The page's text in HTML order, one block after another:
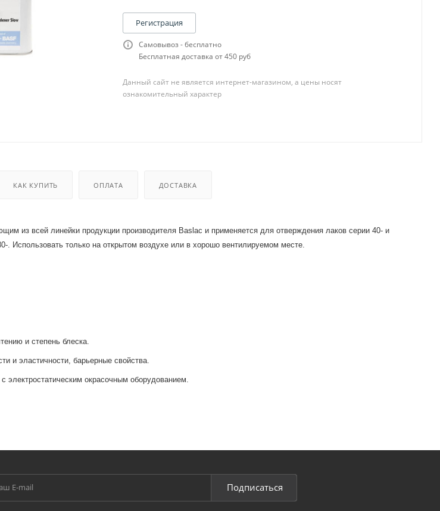
Регистрация
Самовывоз - бесплатно
Бесплатная доставка от 450 руб
Данный сайт не является интернет-магазином, а цены носят
ознакомительный характер
КАК КУПИТЬ ОПЛАТА ДОСТАВКА
из всей линейки продукции производителя Baslac и применяется для отверждения лаков серии 40- и
. Использовать только на открытом воздухе или в хорошо вентилируемом месте.
и степень блеска.
и эластичности, барьерные свойства.
электростатическим окрасочным оборудованием.
R-M UNO
Подписаться